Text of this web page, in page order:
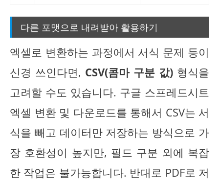
다른 포맷으로 내려받아 활용하기
엑셀로 변환하는 과정에서 서식 문제 등이
신경 쓰인다면, CSV(콤마 구분 값) 형식을
고려할 수도 있습니다. 구글 스프레드시트
엑셀 변환 및 다운로드를 통해서 CSV는 서
식을 빼고 데이터만 저장하는 방식으로 가
장 호환성이 높지만, 필드 구분 외에 복잡
한 작업은 불가능합니다. 반대로 PDF로 저